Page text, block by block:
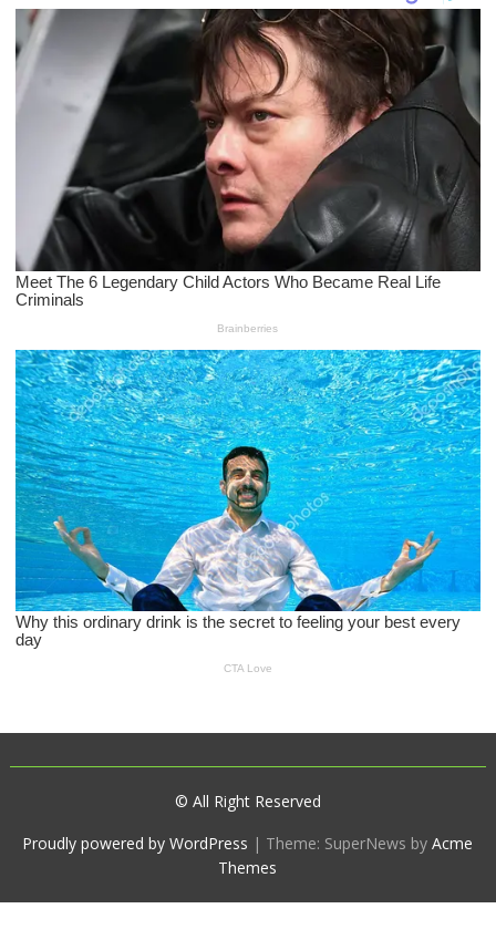
© All Right Reserved
Proudly powered by WordPress | Theme: SuperNews byAcme
Themes